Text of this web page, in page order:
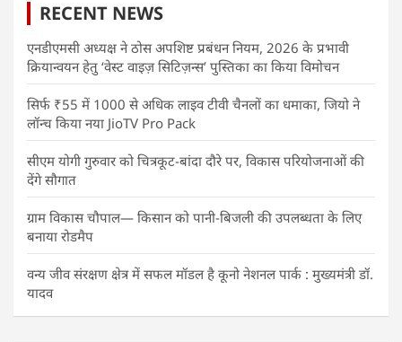
RECENT NEWS
एनडीएमसी अध्यक्ष ने ठोस अपशिष्ट प्रबंधन नियम, 2026 के प्रभावी
क्रियान्वयन हेतु ‘वेस्ट वाइज़ सिटिज़न्स’ पुस्तिका का किया विमोचन
सिर्फ ₹55 में 1000 से अधिक लाइव टीवी चैनलों का धमाका, जियो ने
लॉन्च किया नया JioTV Pro Pack
सीएम योगी गुरुवार को चित्रकूट-बांदा दौरे पर, विकास परियोजनाओं की
देंगे सौगात
ग्राम विकास चौपाल— किसान को पानी-बिजली की उपलब्धता के लिए
बनाया रोडमैप
वन्य जीव संरक्षण क्षेत्र में सफल मॉडल है कूनो नेशनल पार्क : मुख्यमंत्री डॉ.
यादव